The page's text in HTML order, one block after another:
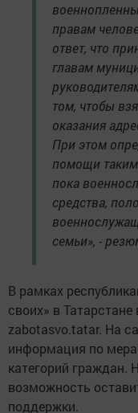
правам
ответ, что
главам
том, чтобы
оказания
При этом
помощи таким
пока
средства,
семьи», -
В рамках
своих» в
zabotasvo.tatar. На
информация по
категорий граждан.
возможность
поддержки.